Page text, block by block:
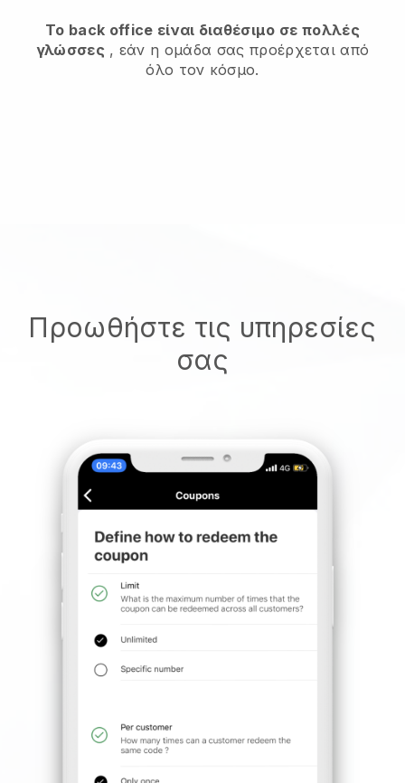
Το back office είναι διαθέσιμο σε πολλές
γλώσσες , εάν η ομάδα σας προέρχεται από
όλο τον κόσμο.
Προωθήστε τις υπηρεσίες
σας